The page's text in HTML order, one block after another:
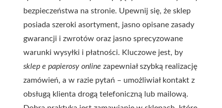
bezpieczeństwa na stronie. Upewnij się, że sklep
posiada szeroki asortyment, jasno opisane zasady
gwarancji i zwrotów oraz jasno sprecyzowane
warunki wysyłki i płatności. Kluczowe jest, by
sklep e papierosy online zapewniał szybką realizację
zamówień, a w razie pytań – umożliwiał kontakt z
obsługą klienta drogą telefoniczną lub mailową.